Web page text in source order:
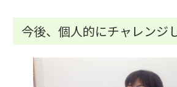
今後、個人的にチャレンジ